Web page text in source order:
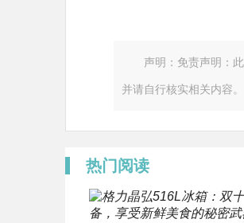
声明：免责声明：
并请自行核实相关内容。
热门阅读